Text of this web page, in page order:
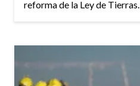
reforma de la Ley de Tierras.